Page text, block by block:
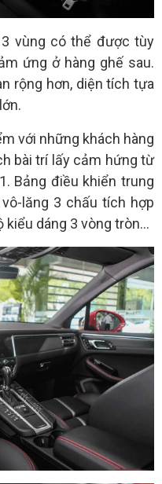
vùng có thể được tùy
ứng ở hàng ghế sau.
rộng hơn, diện tích tựa
với những khách hàng
bài trí lấy cảm hứng từ
Bảng điều khiển trung
lăng 3 chấu tích hợp
dáng 3 vòng tròn...